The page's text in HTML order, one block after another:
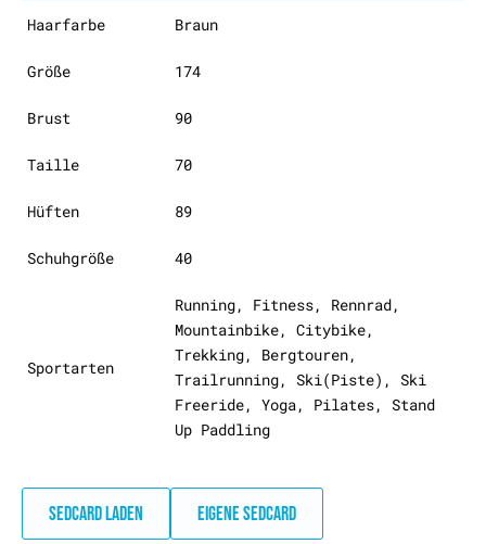
Haarfarbe Braun
Größe 174
Brust 90
Taille 70
Hüften 89
Schuhgröße 40
Sportarten
Running, Fitness, Rennrad,
Mountainbike, Citybike,
Trekking, Bergtouren,
Trailrunning, Ski(Piste), Ski
Freeride, Yoga, Pilates, Stand
Up Paddling
SEDCARD LADEN EIGENE SEDCARD